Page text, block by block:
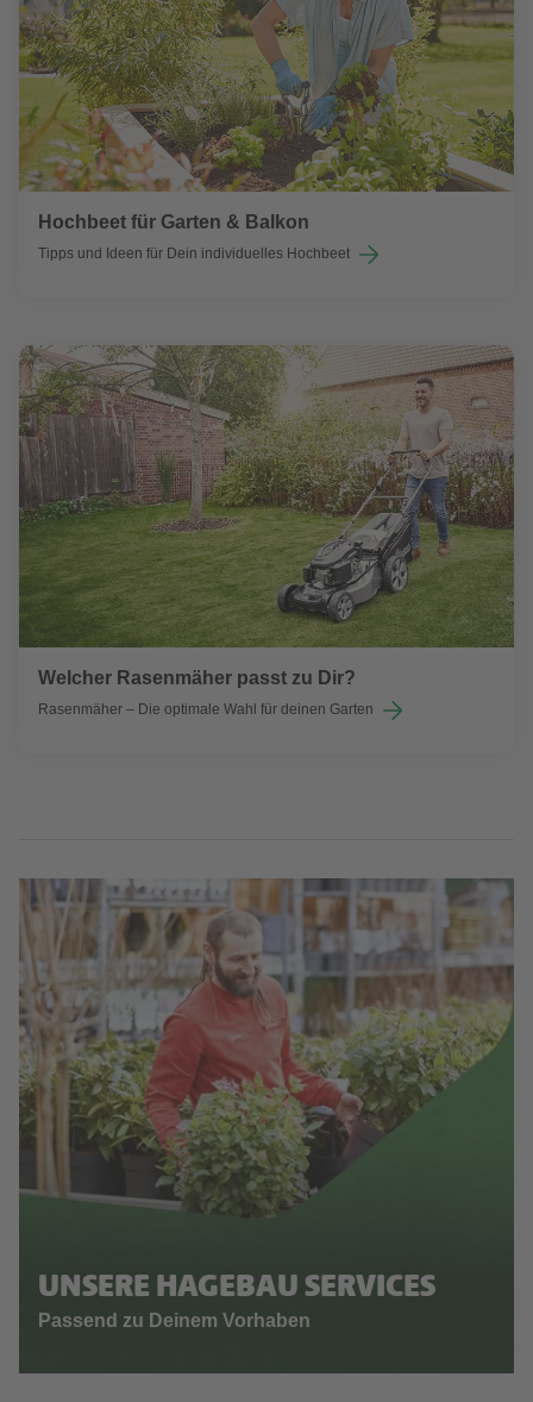
Hochbeet für Garten & Balkon
Tipps und Ideen für Dein individuelles Hochbeet
Welcher Rasenmäher passt zu Dir?
Rasenmäher – Die optimale Wahl für deinen Garten
UNSERE HAGEBAU SERVICES
Passend zu Deinem Vorhaben